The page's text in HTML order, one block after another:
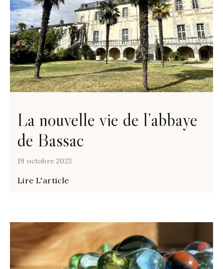
La nouvelle vie de l’abbaye
de Bassac
19 octobre 2023
Lire L'article